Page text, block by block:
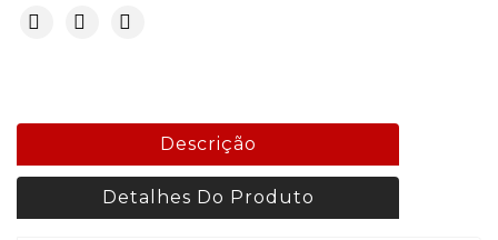
Descrição
Detalhes Do Produto